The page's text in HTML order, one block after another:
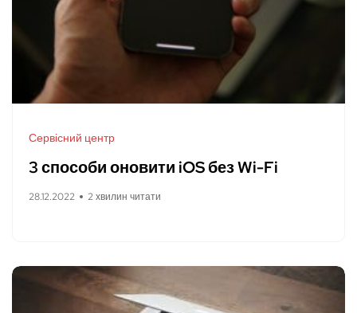
Сервісний центр
3 способи оновити iOS без Wi-Fi
28.12.2022 2 хвилин читати